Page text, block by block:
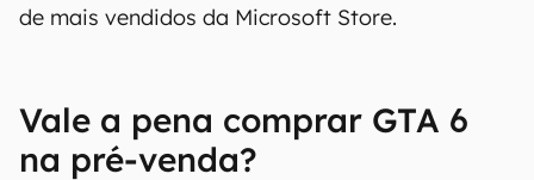
de mais vendidos da Microsoft Store.
Vale a pena comprar GTA 6
na pré-venda?